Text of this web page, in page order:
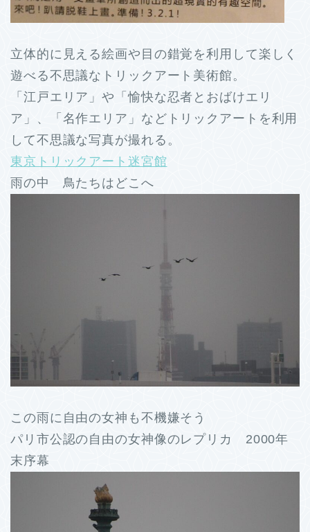
立体的に見える絵画や目の錯覚を利用して楽しく
遊べる不思議なトリックアート美術館。
「江戸エリア」や「愉快な忍者とおばけエリ
ア」、「名作エリア」などトリックアートを利用
して不思議な写真が撮れる。
東京トリックアート迷宮館
雨の中 鳥たちはどこへ
この雨に自由の女神も不機嫌そう
パリ市公認の自由の女神像のレプリカ 2000年
末序幕